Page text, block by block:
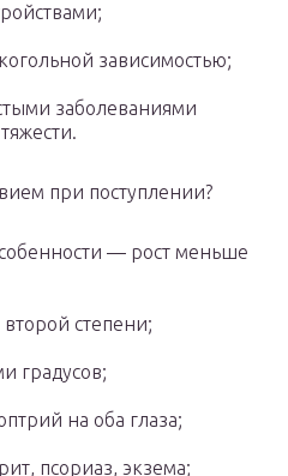
зависимостью;
заболеваниями
при поступлении?
— рост меньше
степени;
градусов;
на оба глаза;
псориаз, экзема;